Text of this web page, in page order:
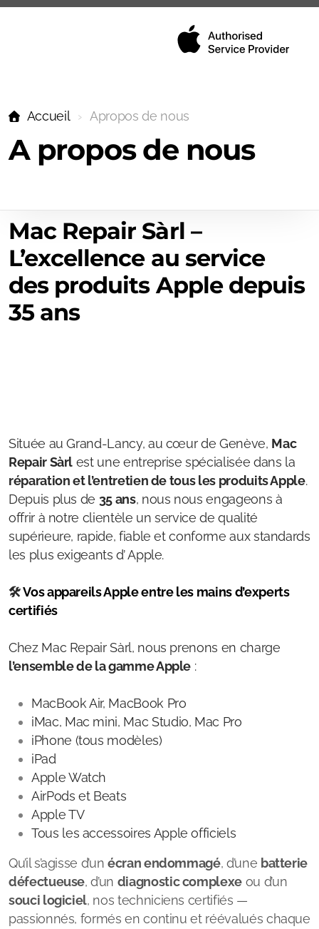
Accueil Apropos de nous
A propos de nous
Mac Repair Sàrl –
L’excellence au service
des produits Apple depuis
35 ans
Située au Grand-Lancy, au cœur de Genève, Mac
Repair Sàrl est une entreprise spécialisée dans la
réparation et l’entretien de tous les produits Apple.
Depuis plus de 35 ans, nous nous engageons à
offrir à notre clientèle un service de qualité
supérieure, rapide, fiable et conforme aux standards
les plus exigeants d’ Apple.
🛠️Vos appareils Apple entre les mains d’experts
certifiés
Chez Mac Repair Sàrl, nous prenons en charge
l’ensemble de la gamme Apple :
MacBook Air, MacBook Pro
iMac, Mac mini, Mac Studio, Mac Pro
iPhone (tous modèles)
iPad
Apple Watch
AirPods et Beats
Apple TV
Tous les accessoires Apple officiels
Qu’il s’agisse d’un écran endommagé, d’une batterie
défectueuse, d’un diagnostic complexe ou d’un
souci logiciel, nos techniciens certifiés —
passionnés, formés en continu et réévalués chaque
Mac
AppleWatch
Beats
AirPods